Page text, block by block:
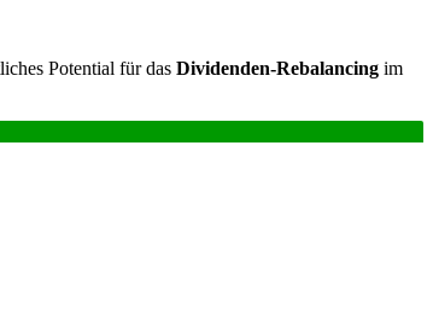
Potential für das Dividenden-Rebalancing im